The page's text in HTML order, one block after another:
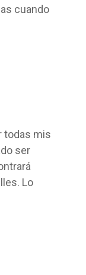
cuando
todas mis
ser
Lo